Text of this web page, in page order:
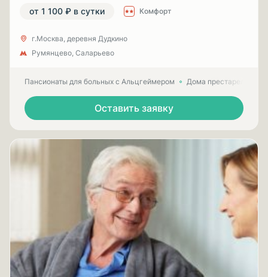
от 1 100 ₽ в сутки Комфорт
г.Москва, деревня Дудкино
Румянцево, Саларьево
Пансионаты для больных с Альцгеймером Дома престарелых
Оставить заявку